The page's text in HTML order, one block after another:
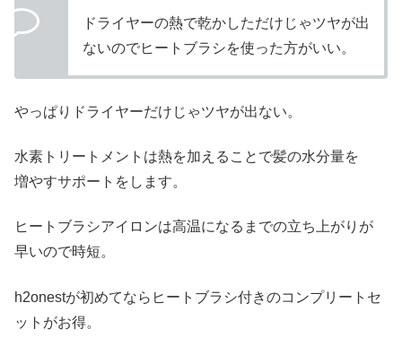
ドライヤーの熱で乾かしただけじゃツヤが出
ないのでヒートブラシを使った方がいい。
やっぱりドライヤーだけじゃツヤが出ない。
水素トリートメントは熱を加えることで髪の水分量を
増やすサポートをします。
ヒートブラシアイロンは高温になるまでの立ち上がりが
早いので時短。
h2onestが初めてならヒートブラシ付きのコンプリートセ
ットがお得。